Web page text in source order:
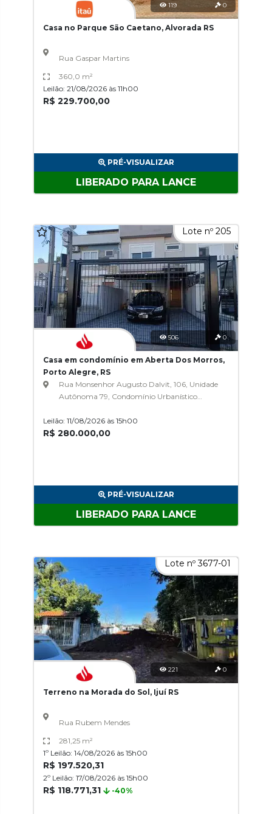
119 0
Casa no Parque São Caetano, Alvorada RS
Rua Gaspar Martins
360,0 m²
Leilão: 21/08/2026 às 11h00
R$ 229.700,00
PRÉ-VISUALIZAR
LIBERADO PARA LANCE
Lote nº 205
506 0
Casa em condomínio em Aberta Dos Morros,
Porto Alegre, RS
Rua Monsenhor Augusto Dalvit, 106, Unidade
Autônoma 79, Condomínio Urbanístico
Leilão: 11/08/2026 às 15h00
R$ 280.000,00
PRÉ-VISUALIZAR
LIBERADO PARA LANCE
Lote nº 3677-01
221 0
Terreno na Morada do Sol, Ijuí RS
Rua Rubem Mendes
281,25 m²
1º Leilão: 14/08/2026 às 15h00
R$ 197.520,31
2º Leilão: 17/08/2026 às 15h00
R$ 118.771,31 -40%